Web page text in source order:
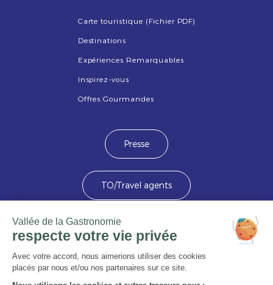
Carte touristique (Fichier PDF)
Destinations
Expériences Remarquables
Inspirez-vous
Offres Gourmandes
Presse
TO/Travel agents
Devenez membre